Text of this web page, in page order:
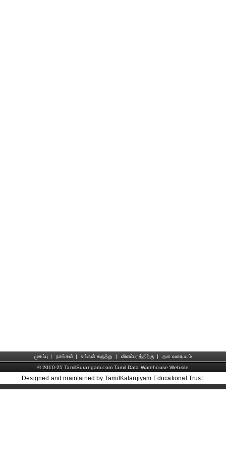
முகப்பு | நாங்கள் | உங்கள் கருத்து | விளம்பரத்திற்கு |
தள வரைபடம்
© 2010-25 TamilSurangam.com Tamil Data Warehouse Website
Designed and maintained by TamilKalanjiyam Educational Trust.